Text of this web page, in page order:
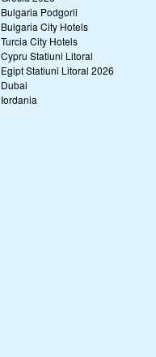
Bulgaria Podgorii
Bulgaria City Hotels
Turcia City Hotels
Cypru Statiuni Litoral
Egipt Statiuni Litoral 2026
Dubai
Iordania